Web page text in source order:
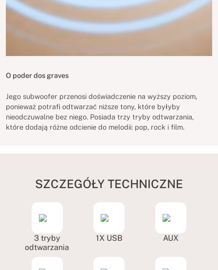
O poder dos graves
Jego subwoofer przenosi doświadczenie na wyższy poziom,
ponieważ potrafi odtwarzać niższe tony, które byłyby
nieodczuwalne bez niego. Posiada trzy tryby odtwarzania,
które dodają różne odcienie do melodii: pop, rock i film.
SZCZEGÓŁY TECHNICZNE
3 tryby
odtwarzania
1X USB AUX